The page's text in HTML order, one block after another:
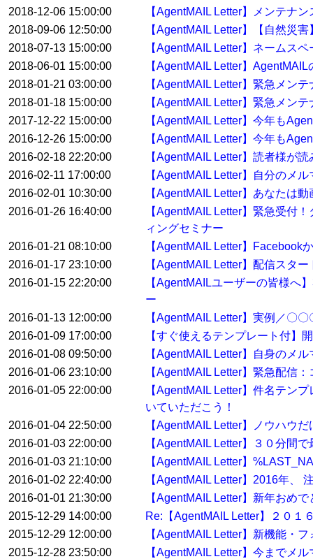
2018-12-06 15:00:00
【AgentMAIL Letter】メンテナ
2018-09-06 12:50:00
【AgentMAIL Letter】【自然災
2018-07-13 15:00:00
【AgentMAIL Letter】ネームス
2018-06-01 15:00:00
【AgentMAIL Letter】
2018-01-21 03:00:00
【AgentMAIL Letter】緊急メン
2018-01-18 15:00:00
【AgentMAIL Letter】緊急メン
2017-12-22 15:00:00
【AgentMAIL Letter】今年も
2016-12-26 15:00:00
【AgentMAIL Letter】今年も
2016-02-18 22:20:00
【AgentMAIL Letter】読者様が
2016-02-11 17:00:00
【AgentMAIL Letter】自分のメ
2016-02-01 10:30:00
【AgentMAIL Letter】あなたは
2016-01-26 16:40:00
【AgentMAIL Letter】緊急受付
ィングセミナー
2016-01-21 08:10:00
【AgentMAIL Letter】Facebook
2016-01-17 23:10:00
【AgentMAIL Letter】配信スタ
2016-01-15 22:20:00
【AgentMAILユーザーの皆様へ
ー
2016-01-13 12:00:00
【AgentMAIL Letter】実例／〇
2016-01-09 17:00:00
【すぐ使えるテンプレート付】
2016-01-08 09:50:00
【AgentMAIL Letter】自身のメ
2016-01-06 23:10:00
【AgentMAIL Letter】緊急配信
2016-01-05 22:00:00
【AgentMAIL Letter】件名テン
いていただこう！
2016-01-04 22:50:00
【AgentMAIL Letter】ノウハウ
2016-01-03 22:00:00
【AgentMAIL Letter】３０分間
2016-01-03 21:10:00
【AgentMAIL Letter】
2016-01-02 22:40:00
【AgentMAIL Letter】2016年、
2016-01-01 21:30:00
【AgentMAIL Letter】新年おめ
2015-12-29 14:00:00
Re:【AgentMAIL Letter】２０１
2015-12-29 12:00:00
【AgentMAIL Letter】新機能・
2015-12-28 23:50:00
【AgentMAIL Letter】今までメ